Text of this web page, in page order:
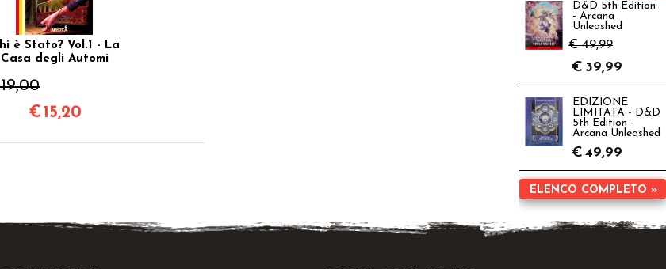
è Stato? Vol.1 - La
Casa degli Automi
€ 15,20
D&D 5th Edition
- Arcana
Unleashed
€ 49,99
€ 39,99
EDIZIONE
LIMITATA - D&D
5th Edition -
Arcana Unleashed
€ 49,99
ELENCO COMPLETO »